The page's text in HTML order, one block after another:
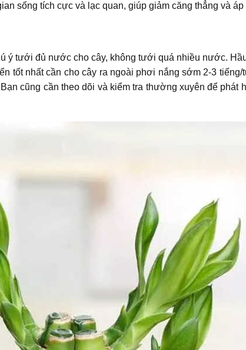
sống tích cực và lạc quan, giúp giảm căng thẳng và
ý tưới đủ nước cho cây, không tưới quá nhiều nước.
tốt nhất cần cho cây ra ngoài phơi nắng sớm 2-3
cũng cần theo dõi và kiểm tra thường xuyên để